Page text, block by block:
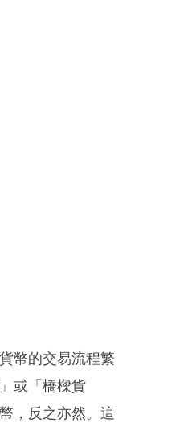
幣的交易流程繁
或「橋樑貨
，反之亦然。這